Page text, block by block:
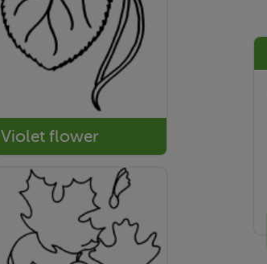
Violet flower